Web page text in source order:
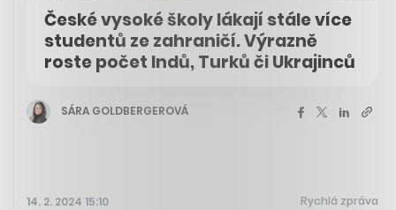
České vysoké školy lákají stále více
studentů ze zahraničí. Výrazně
roste počet Indů, Turků či Ukrajinců
SÁRA GOLDBERGEROVÁ
14. 2. 2024 15:10 Rychlá zpráva